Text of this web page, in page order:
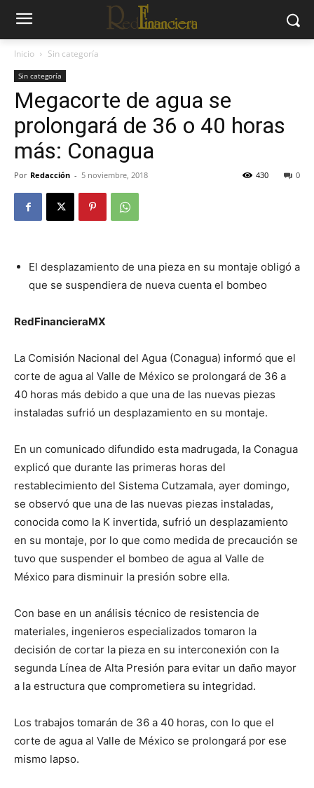
Inicio Sin categoría
Sin categoría
Megacorte de agua se
prolongará de 36 o 40 horas
más: Conagua
Por Redacción - 5 noviembre, 2018 0
430
El desplazamiento de una pieza en su montaje obligó a
que se suspendiera de nueva cuenta el bombeo
RedFinancieraMX
La Comisión Nacional del Agua (Conagua) informó que el
corte de agua al Valle de México se prolongará de 36 a
40 horas más debido a que una de las nuevas piezas
instaladas sufrió un desplazamiento en su montaje.
En un comunicado difundido esta madrugada, la Conagua
explicó que durante las primeras horas del
restablecimiento del Sistema Cutzamala, ayer domingo,
se observó que una de las nuevas piezas instaladas,
conocida como la K invertida, sufrió un desplazamiento
en su montaje, por lo que como medida de precaución se
tuvo que suspender el bombeo de agua al Valle de
México para disminuir la presión sobre ella.
Con base en un análisis técnico de resistencia de
materiales, ingenieros especializados tomaron la
decisión de cortar la pieza en su interconexión con la
segunda Línea de Alta Presión para evitar un daño mayor
a la estructura que comprometiera su integridad.
Los trabajos tomarán de 36 a 40 horas, con lo que el
corte de agua al Valle de México se prolongará por ese
mismo lapso.